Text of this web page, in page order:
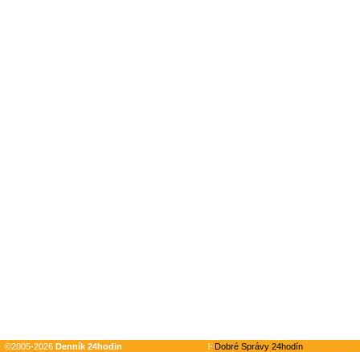
©2005-2026 Denník 24hodin
Dobré Správy 24hodín